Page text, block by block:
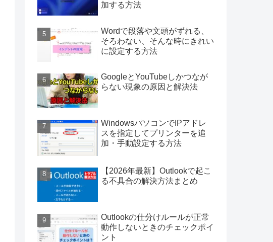
加する方法
Wordで段落や文頭がずれる、
そろわない、そんな時にきれい
に設定する方法
GoogleとYouTubeしかつなが
らない現象の原因と解決法
WindowsパソコンでIPアドレ
スを指定してプリンターを追
加・手動設定する方法
【2026年最新】Outlookで起こ
る不具合の解決方法まとめ
Outlookの仕分けルールが正常
動作しないときのチェックポイ
ント